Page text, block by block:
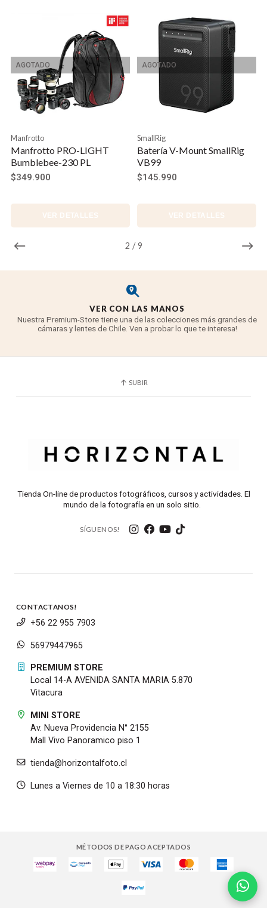
2 / 9
AGOTADO
Manfrotto
Manfrotto PRO-LIGHT
Bumblebee-230 PL
$349.900
VER DETALLES
AGOTADO
SmallRig
Batería V-Mount SmallRig
VB99
$145.990
VER DETALLES
VER CON LAS MANOS
Nuestra Premium-Store tiene una de las colecciones más grandes de
cámaras y lentes de Chile. Ven a probar lo que te interesa!
SUBIR
Tienda On-line de productos fotográficos, cursos y actividades. El
mundo de la fotografía en un solo sitio.
SÍGUENOS!
CONTACTANOS!
+56 22 955 7903
56979447965
PREMIUM STORE
Local 14-A AVENIDA SANTA MARIA 5.870
Vitacura
MINI STORE
Av. Nueva Providencia N° 2155
Mall Vivo Panoramico piso 1
tienda@horizontalfoto.cl
Lunes a Viernes de 10 a 18:30 horas
MÉTODOS DE PAGO ACEPTADOS